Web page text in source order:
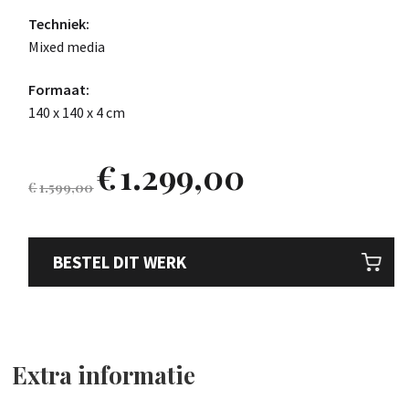
Techniek:
Mixed media
Formaat:
140 x 140 x 4 cm
€1.599,00€1.299,00
BESTEL DIT WERK
Extra informatie